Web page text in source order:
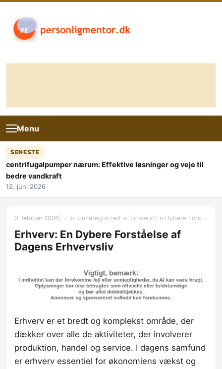
Menu
SENESTE
centrifugalpumper nærum: Effektive løsninger og veje til
bedre vandkraft
12. juni 2026
3. februar 2026 ⌂ Uncategorized Erhverv: En Dybere Forståelse af Dagens Erhvervsliv
Erhverv: En Dybere Forståelse af
Dagens Erhvervsliv
Erhverv er et bredt og komplekst område, der
dækker over alle de aktiviteter, der involverer
produktion, handel og service. I dagens samfund
er erhverv essentiel for økonomiens vækst og